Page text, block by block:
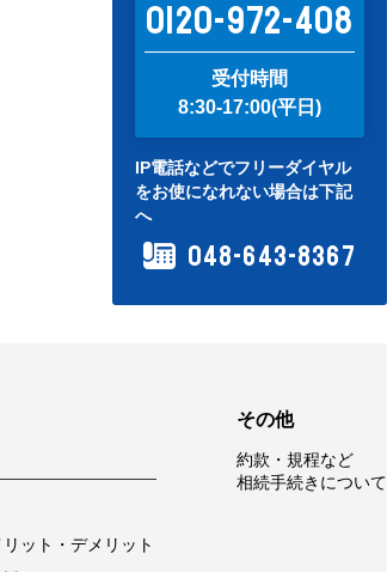
0120-972-408
受付時間
8:30-17:00(平日)
IP電話などでフリーダイヤル
をお使になれない場合は下記
へ
048-643-8367
ット・デメリット
その他
約款・規程など
相続手続きについて